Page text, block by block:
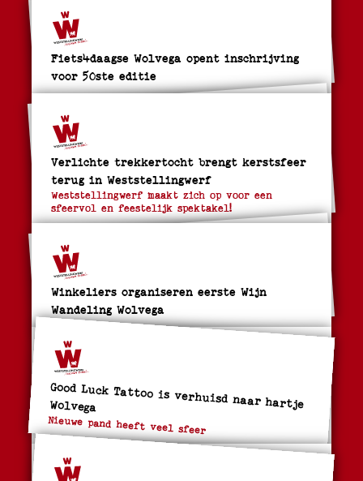
Fiets4daagse Wolvega opent inschrijving
voor 50ste editie
Verlichte trekkertocht brengt kerstsfeer
terug in Weststellingwerf
Weststellingwerf maakt zich op voor een
sfeervol en feestelijk spektakel!
Winkeliers organiseren eerste Wijn
Wandeling Wolvega
Good Luck Tattoo is verhuisd naar hartje Wolvega
Nieuwe pand heeft veel sfeer